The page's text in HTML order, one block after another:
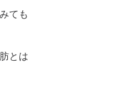
ても
とは